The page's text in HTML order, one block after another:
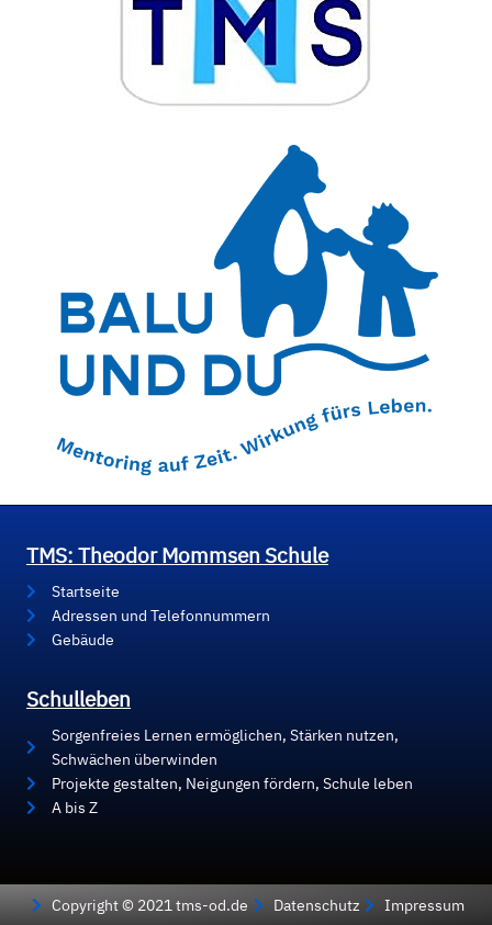
TMS: Theodor Mommsen Schule
Startseite
Adressen und Telefonnummern
Gebäude
Schulleben
Sorgenfreies Lernen ermöglichen, Stärken nutzen,
Schwächen überwinden
Projekte gestalten, Neigungen fördern, Schule leben
A bis Z
Copyright © 2021 tms-od.de Datenschutz Impressum